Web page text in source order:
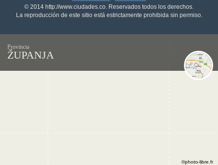
© 2014 http://www.ciudades.co. Reservados todos los derechos.
La reproducción de este sitio está estrictamente prohibida sin permiso.
Provincia
ŽUPANJA
©photo-libre.fr